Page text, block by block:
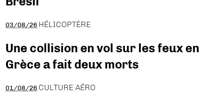
03/08/26 HÉLICOPTÈRE
Une collision en vol sur les feux en
Grèce a fait deux morts
01/08/26 CULTURE AÉRO